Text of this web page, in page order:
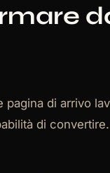
di arrivo
di